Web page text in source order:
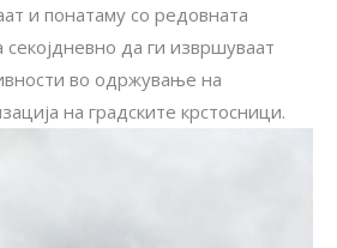
и понатаму со редовната
секојдневно да ги извршуваат
во одржување на
на градските крстосници.